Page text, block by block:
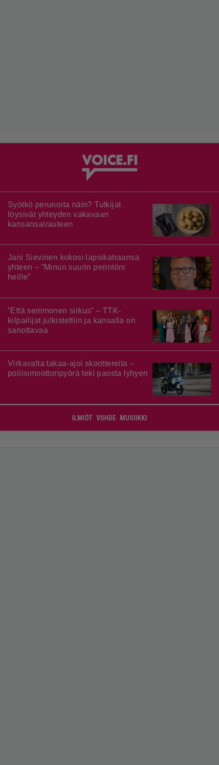
Syötkö perunoita näin? Tutkijat
löysivät yhteyden vakavaan
kansansairauteen
Jani Sievinen kokosi lapsikatraansa
yhteen – ”Minun suurin perintöni
heille”
”Että semmonen sirkus” – TTK-
kilpailijat julkistettiin ja kansalla on
sanottavaa
Virkavalta takaa-ajoi skoottereita –
poliisimoottoripyörä teki paosta lyhyen
ILMIÖT VIIHDE MUSIIKKI